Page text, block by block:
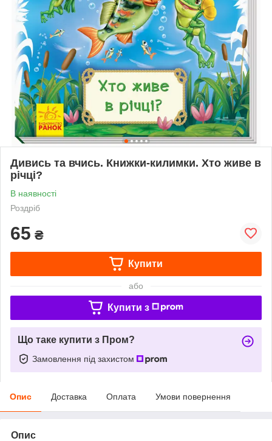
Дивись та вчись. Книжки-килимки. Хто живе в
річці?
В наявності
Роздріб
65 ₴
Купити
або
Купити з
Що таке купити з Пром?
Замовлення під захистом
Опис Доставка Оплата Умови повернення
Опис